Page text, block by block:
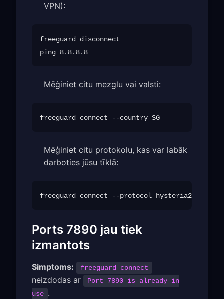
VPN):
freeguard disconnect
Mēģiniet citu mezglu vai valsti:
Mēģiniet citu protokolu, kas var labāk
darboties jūsu tīklā:
Ports 7890 jau tiek
izmantots
Simptoms: freeguard connect
neizdodas ar
Port 7890 is already in
use .